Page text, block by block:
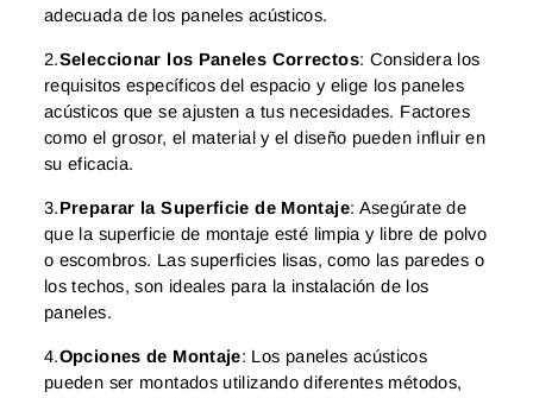
adecuada de los paneles acústicos.
2.Seleccionar los Paneles Correctos: Considera los
requisitos específicos del espacio y elige los paneles
acústicos que se ajusten a tus necesidades. Factores
como el grosor, el material y el diseño pueden influir en
su eficacia.
3.Preparar la Superficie de Montaje: Asegúrate de
que la superficie de montaje esté limpia y libre de polvo
o escombros. Las superficies lisas, como las paredes o
los techos, son ideales para la instalación de los
paneles.
4.Opciones de Montaje: Los paneles acústicos
pueden ser montados utilizando diferentes métodos,